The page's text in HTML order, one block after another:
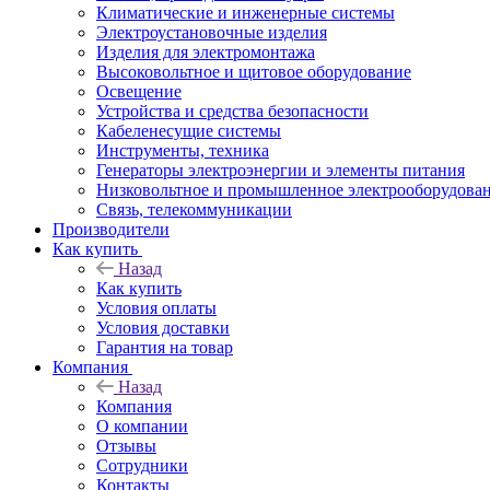
Климатические и инженерные системы
Электроустановочные изделия
Изделия для электромонтажа
Высоковольтное и щитовое оборудование
Освещение
Устройства и средства безопасности
Кабеленесущие системы
Инструменты, техника
Генераторы электроэнергии и элементы питания
Низковольтное и промышленное
Связь, телекоммуникации
Производители
Как купить
Назад
Как купить
Условия оплаты
Условия доставки
Гарантия на товар
Компания
Назад
Компания
О компании
Отзывы
Сотрудники
Контакты